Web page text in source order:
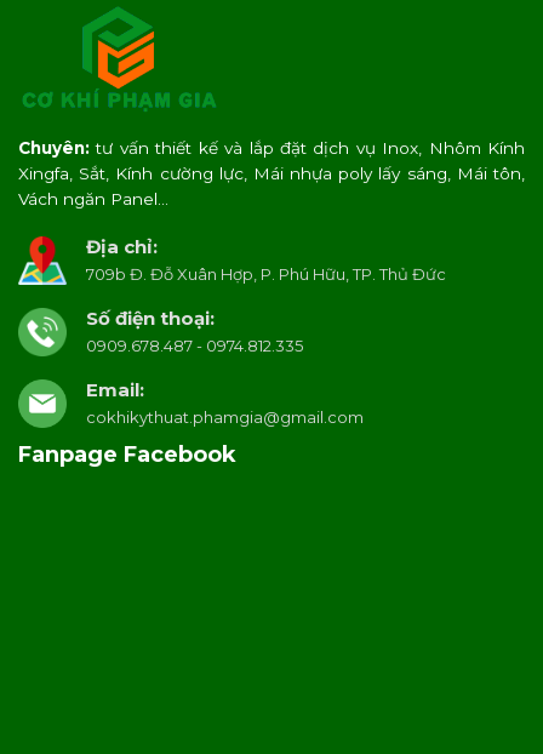
Chuyên:tư vấn thiết kế và lắp đặt dịch vụ Inox, Nhôm Kính
Xingfa, Sắt, Kính cường lực, Mái nhựa poly lấy sáng, Mái tôn,
Vách ngăn Panel…
Địa chỉ:
709b Đ. Đỗ Xuân Hợp, P. Phú Hữu, TP. Thủ Đức
Số điện thoại:
0909.678.487 - 0974.812.335
Email:
cokhikythuat.phamgia@gmail.com
Fanpage Facebook